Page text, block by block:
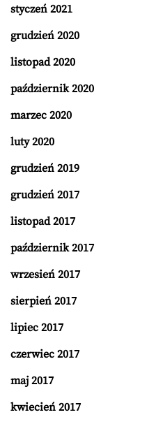
styczeń 2021
grudzień 2020
listopad 2020
październik 2020
marzec 2020
luty 2020
grudzień 2019
grudzień 2017
listopad 2017
październik 2017
wrzesień 2017
sierpień 2017
lipiec 2017
czerwiec 2017
maj 2017
kwiecień 2017